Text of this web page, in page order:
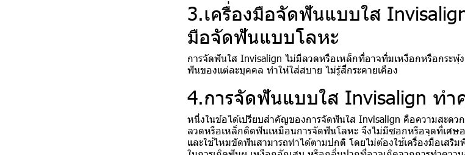
3.เครื่องมือจัดฟันแบบใส
มือจัดฟันแบบโลหะ
การจัดฟันใส Invisalign ไม่มีลวดหรือเหล็กที่อาจทิ่มเหงือกหรือกระ
ฟันของแต่ละบุคคล ทำให้ใส่สบาย ไม่รู้สึกระคายเคือง
4.การจัดฟันแบบใส Invisalign ทำ
หนึ่งในข้อได้เปรียบสำคัญของการจัดฟันใส Invisalign คือความสะดว
ลวดหรือเหล็กติดฟันเหมือนการจัดฟันโลหะ จึงไม่มีซอกหรือจุดที่เศษอ
และใช้ไหมขัดฟันสามารถทำได้ตามปกติ โดยไม่ต้องใช้เครื่องมือเสริม